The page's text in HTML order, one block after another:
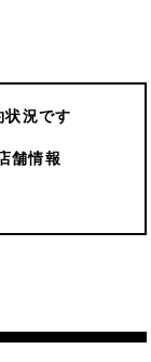
状況です
舗情報